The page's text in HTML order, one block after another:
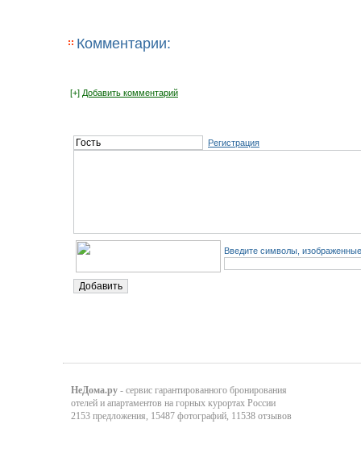
Комментарии:
[+] Добавить комментарий
Регистрация
Введите символы,
НеДома.ру - сервис гарантированного бронирования
отелей и апартаментов на горных курортах России
2153 предложения, 15487 фотографий, 11538 отзывов